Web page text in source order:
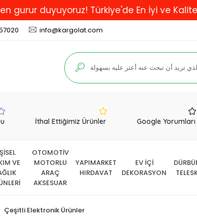
Türkiye'de En İyi ve Kaliteli
info@kargolat.com
İthal Ettiğimiz Ürünler Google Yorumları
VE
OTOMOTİV
MOTORLU
ARAÇ
AKSESUAR
YAPIMARKET
HIRDAVAT
EV İÇİ
DEKORASYON
Çeşitli Elektronik Ürünler